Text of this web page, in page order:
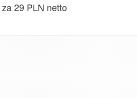
za 29 PLN netto